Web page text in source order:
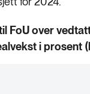
FoU over
i prosent